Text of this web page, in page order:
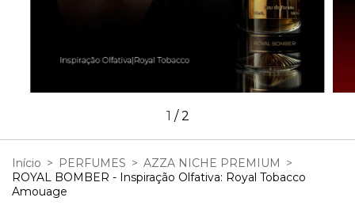
1 /2
Início > PERFUMES > AZZA NICHE PREMIUM >
ROYAL BOMBER - Inspiração Olfativa: Royal Tobacco
Amouage